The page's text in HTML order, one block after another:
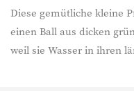
Diese gemütliche kleine
einen Ball aus dicken
weil sie Wasser in ihren